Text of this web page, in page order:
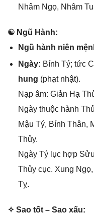
Nhâm Ngọ, Nhâm
☯ Ngũ Hành:
Ngũ hành niên
Ngày: Bính Tý; tức
hung (phạt nhật).
Nạp âm: Giản Hạ
Ngày thuộc hành
Mậu Tý, Bính Thân,
Thủy.
Ngày Tý lục hợp
Thủy cục. Xunɡ
Tỵ.
✧ Sao tốt – Sao xấu: